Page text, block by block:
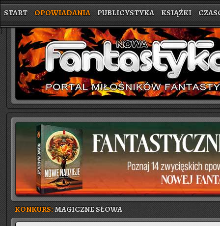
START OPOWIADANIA PUBLICYSTYKA KSIĄŻKI
}
KONKURS:MAGICZNE SŁOWA